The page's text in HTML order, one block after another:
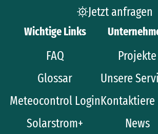
Jetzt anfragen
Wichtige Links
FAQ
Glossar
Meteocontrol Login
Solarstrom+
Projekte
Unsere
Kontaktiere
News